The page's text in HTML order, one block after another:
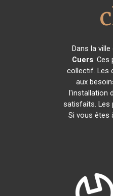
Dans la ville
Cuers. Ces
collectif. Les
aux
l'installation
satisfaits. Les
Si vous êtes